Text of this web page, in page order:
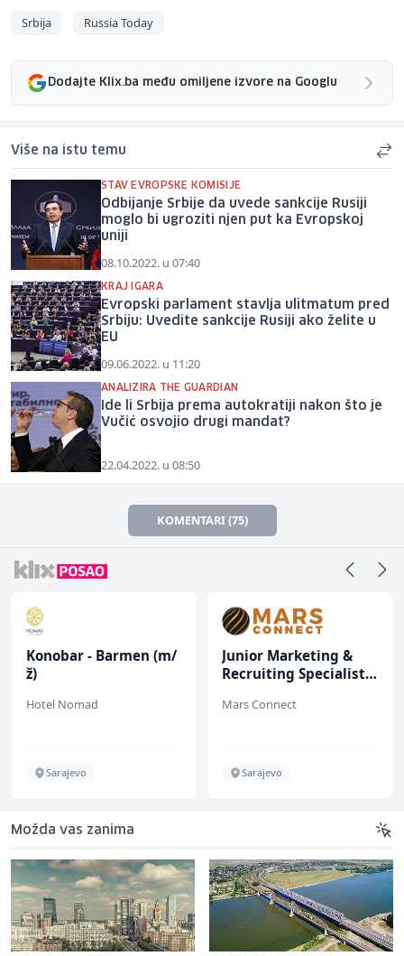
Srbija Russia Today
Dodajte Klix.ba među omiljene izvore na Googlu
Više na istu temu
STAV EVROPSKE KOMISIJE
Odbijanje Srbije da uvede sankcije Rusiji
moglo bi ugroziti njen put ka Evropskoj
uniji
08.10.2022. u 07:40
KRAJ IGARA
Evropski parlament stavlja ulitmatum pred
Srbiju: Uvedite sankcije Rusiji ako želite u
EU
09.06.2022. u 11:20
ANALIZIRA THE GUARDIAN
Ide li Srbija prema autokratiji nakon što je
Vučić osvojio drugi mandat?
22.04.2022. u 08:50
KOMENTARI (75)
Konobar - Barmen (m/
ž)
Hotel Nomad
Sarajevo
Junior Marketing &
Recruiting Specialist
Mars Connect
Sarajevo
Možda vas zanima